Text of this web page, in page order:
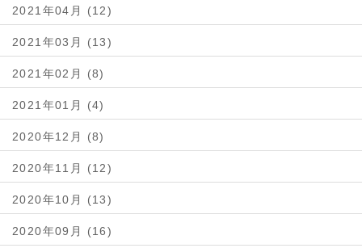
2021年04月 (12)
2021年03月 (13)
2021年02月 (8)
2021年01月 (4)
2020年12月 (8)
2020年11月 (12)
2020年10月 (13)
2020年09月 (16)